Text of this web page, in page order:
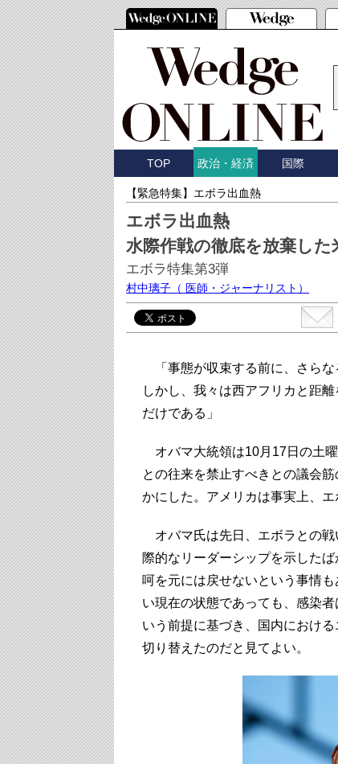
TOP 政治・経済 国際
【緊急特集】エボラ出血熱
エボラ出血熱
水際作戦の徹底を放棄した
エボラ特集第3弾
村中璃子 （ 医師・ジャーナリスト）
「事態が収束する前に、さらな
しかし、我々は西アフリカと距
だけである」
オバマ大統領は10月17日の土
との往来を禁止すべきとの議会
かにした。アメリカは事実上、
オバマ氏は先日、エボラとの戦
際的なリーダーシップを示した
呵を元には戻せないという事情
い現在の状態であっても、感染
いう前提に基づき、国内におけ
切り替えたのだと見てよい。